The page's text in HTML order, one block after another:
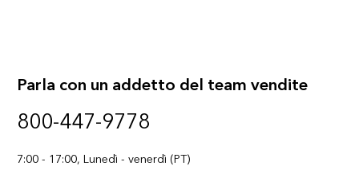
Parla con un addetto del team vendite
800-447-9778
7:00 - 17:00, Lunedì - venerdì (PT)